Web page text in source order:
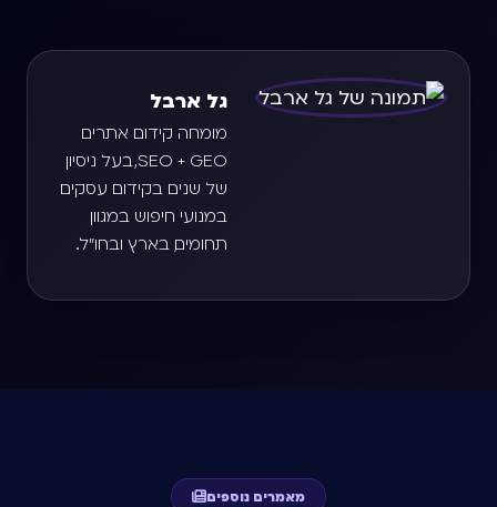
גל ארבל
מומחה קידום אתרים
SEO + GEO, בעל ניסיון
של שנים בקידום עסקים
במנועי חיפוש במגוון
תחומים, בארץ ובחו"ל.
מאמרים נוספים